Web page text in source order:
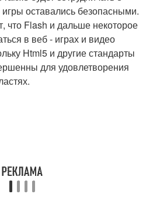
оставались безопасными.
что Flash и дальше некоторое
в веб - играх и видео
Html5 и другие стандарты
для удовлетворения